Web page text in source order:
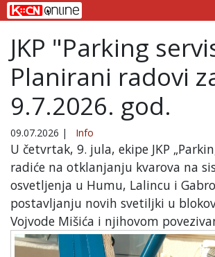
JKP "Parking
Planirani radovi
9.7.2026. god.
09.07.2026 | Info
U četvrtak, 9. jula, ekipe JKP
radiće na otklanjanju kvarova na
osvetljenja u Humu, Lalincu i
postavljanju novih svetiljki u
Vojvode Mišića i njihovom